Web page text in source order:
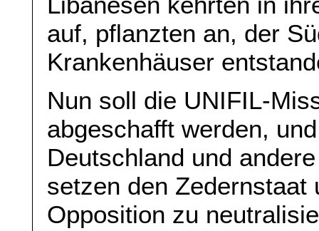
auf, pflanzten an, der
Krankenhäuser
Nun soll die UNIFIL-
abgeschafft werden,
Deutschland und
setzen den
Opposition zu